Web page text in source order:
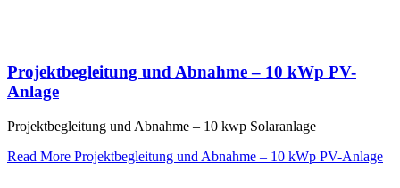
Projektbegleitung und Abnahme – 10 kWp PV-
Anlage
Projektbegleitung und Abnahme – 10 kwp Solaranlage
Read More Projektbegleitung und Abnahme – 10 kWp PV-Anlage